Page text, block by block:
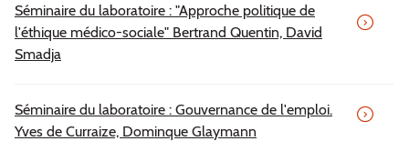
Séminaire du laboratoire : "Approche politique de
l'éthique médico-sociale" Bertrand Quentin, David
Smadja
Séminaire du laboratoire : Gouvernance de l'emploi.
Yves de Curraize, Dominque Glaymann